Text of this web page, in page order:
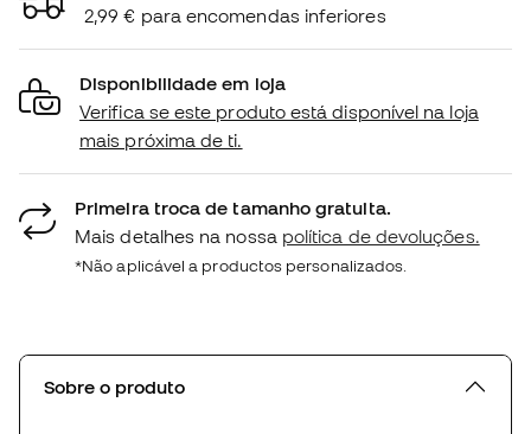
2,99 € para encomendas inferiores
Disponibilidade em loja
Verifica se este produto está disponível na loja
mais próxima de ti.
Primeira troca de tamanho gratuita.
Mais detalhes na nossa política de devoluções.
*Não aplicável a productos personalizados.
Sobre o produto